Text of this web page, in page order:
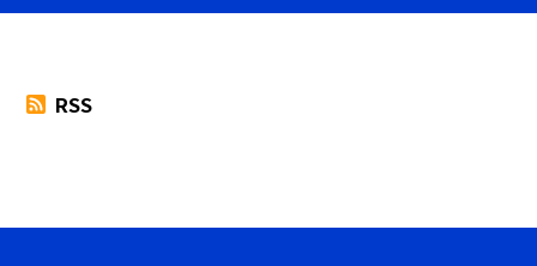
RSS